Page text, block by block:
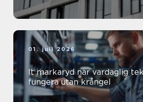
01. juli 2026
It markaryd när vardaglig teknik måste
fungera utan krångel